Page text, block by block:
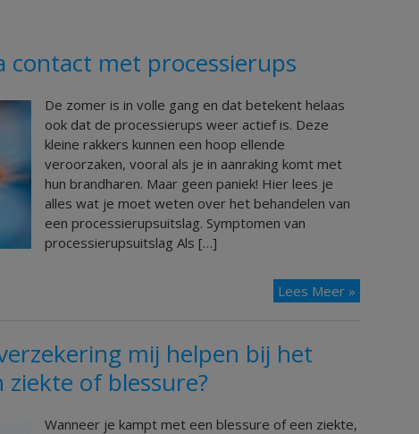
contact met processierups
De zomer is in volle gang en dat betekent helaas
ook dat de processierups weer actief is. Deze
kleine rakkers kunnen een hoop ellende
veroorzaken, vooral als je in aanraking komt met
hun brandharen. Maar geen paniek! Hier lees je
alles wat je moet weten over het behandelen van
een processierupsuitslag. Symptomen van
processierupsuitslag Als […]
Lees Meer »
mij helpen bij het
of blessure?
Wanneer je kampt met een blessure of een ziekte,